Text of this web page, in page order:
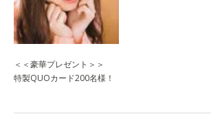
＜＜豪華プレゼント＞＞
特製QUOカード200名様！